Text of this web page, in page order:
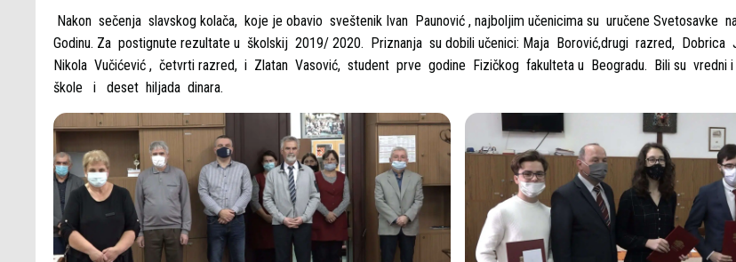
Nakon sečenja slavskog kolača, koje je obavio sveštenik Ivan Paunović , najboljim učenicima su uručene Svetosavke
Godinu. Za postignute rezultate u školskij 2019/ 2020. Priznanja su dobili učenici: Maja Borović,drugi razred, Dobrica
Nikola Vučićević , četvrti razred, i Zlatan Vasović, student prve godine Fizičkog fakulteta u Beogradu. Bili su vredni i
škole i deset hiljada dinara.